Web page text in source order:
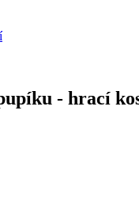
- hrací